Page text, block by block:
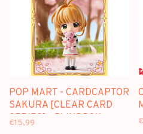
POP MART - CARDCAPTOR
SAKURA [CLEAR CARD
SERIES] - BLINDBOX
€15,99